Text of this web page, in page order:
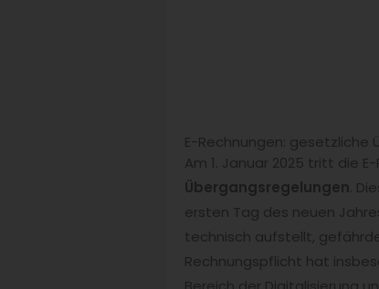
E-Rechnungen: gesetzliche
Am 1. Januar 2025 tritt die
Übergangsregelungen .
ersten Tag des neuen
technisch aufstellt,
Rechnungspflicht hat